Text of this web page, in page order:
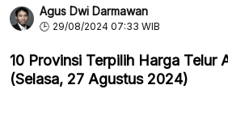
Agus Dwi Darmawan
29/08/2024 07:33 WIB
10 Provinsi Terpilih Harga Telur
(Selasa, 27 Agustus 2024)